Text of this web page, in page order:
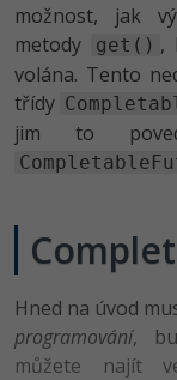
React
Spring
Best
UML
MS-
Grafik
3D
Kotlin
C -80%
VB.NET
možnost, jak
metody
get() ,
volána. Tento
třídy
jim to
Hned na úvod
programování,
můžete najít